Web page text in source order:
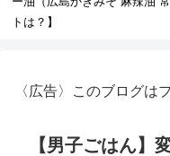
トは？】
〈広告〉このブログは
【男子ごはん】